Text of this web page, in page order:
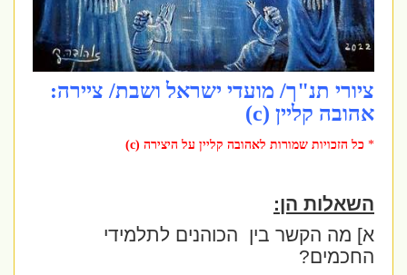
ציורי תנ"ך/ מועדי ישראל ושבת/ ציירה:
אהובה קליין (c)
כל הזכויות שמורות לאהובה קליין על היצירה (c)
השאלות הן:
א] מה הקשר בין הכוהנים לתלמידי
החכמים?